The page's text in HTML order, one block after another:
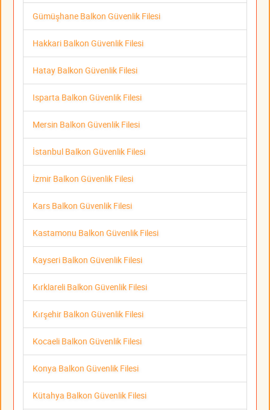
Gümüşhane Balkon Güvenlik Filesi
Hakkari Balkon Güvenlik Filesi
Hatay Balkon Güvenlik Filesi
Isparta Balkon Güvenlik Filesi
Mersin Balkon Güvenlik Filesi
İstanbul Balkon Güvenlik Filesi
İzmir Balkon Güvenlik Filesi
Kars Balkon Güvenlik Filesi
Kastamonu Balkon Güvenlik Filesi
Kayseri Balkon Güvenlik Filesi
Kırklareli Balkon Güvenlik Filesi
Kırşehir Balkon Güvenlik Filesi
Kocaeli Balkon Güvenlik Filesi
Konya Balkon Güvenlik Filesi
Kütahya Balkon Güvenlik Filesi